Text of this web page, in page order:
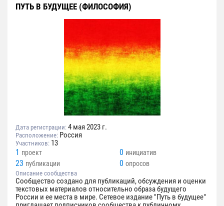
ПУТЬ В БУДУЩЕЕ (ФИЛОСОФИЯ)
Дата регистрации: 4 мая 2023 г.
Расположение: Россия
Участников: 13
1 проект 0 инициатив
23 публикации 0 опросов
Описание сообщества
Сообщество создано для публикаций, обсуждения и оценки
текстовых материалов относительно образа будущего
России и ее места в мире. Сетевое издание "Путь в будущее"